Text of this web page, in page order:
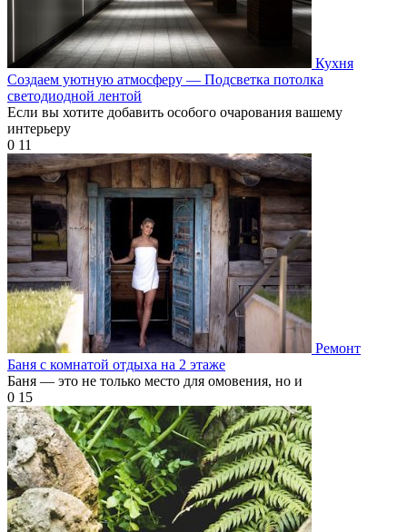
Кухня
Создаем уютную атмосферу — Подсветка потолка
светодиодной лентой
Если вы хотите добавить особого очарования вашему
интерьеру
0 11
Ремонт
Баня с комнатой отдыха на 2 этаже
Баня — это не только место для омовения, но и
0 15